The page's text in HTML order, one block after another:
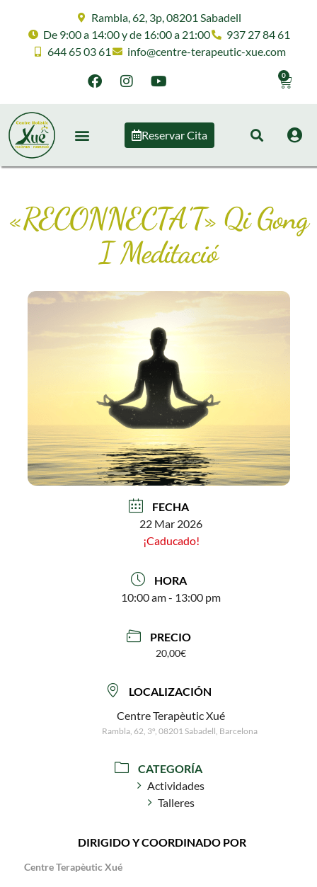
Rambla, 62, 3p, 08201 Sabadell
De 9:00 a 14:00 y de 16:00 a 21:00
937 27 84 61
644 65 03 61
info@centre-terapeutic-xue.com
0
Reservar Cita
«RECONNECTA’T» Qi Gong
I Meditació
FECHA
22 Mar 2026
¡Caducado!
HORA
10:00 am - 13:00 pm
PRECIO
20,00€
LOCALIZACIÓN
Centre Terapèutic Xué
Rambla, 62, 3º, 08201 Sabadell, Barcelona
CATEGORÍA
Actividades
Talleres
DIRIGIDO Y COORDINADO POR
Centre Terapèutic Xué